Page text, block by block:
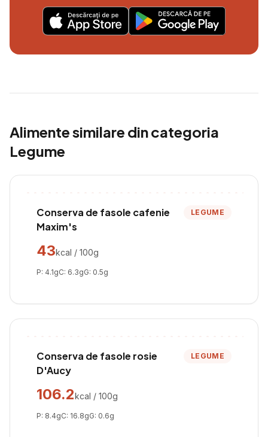
Alimente similare din categoria
Legume
Conserva de fasole cafenie
Maxim's
LEGUME
43kcal / 100g
P: 4.1gC: 6.3gG: 0.5g
Conserva de fasole rosie
D'Aucy
LEGUME
106.2kcal / 100g
P: 8.4gC: 16.8gG: 0.6g